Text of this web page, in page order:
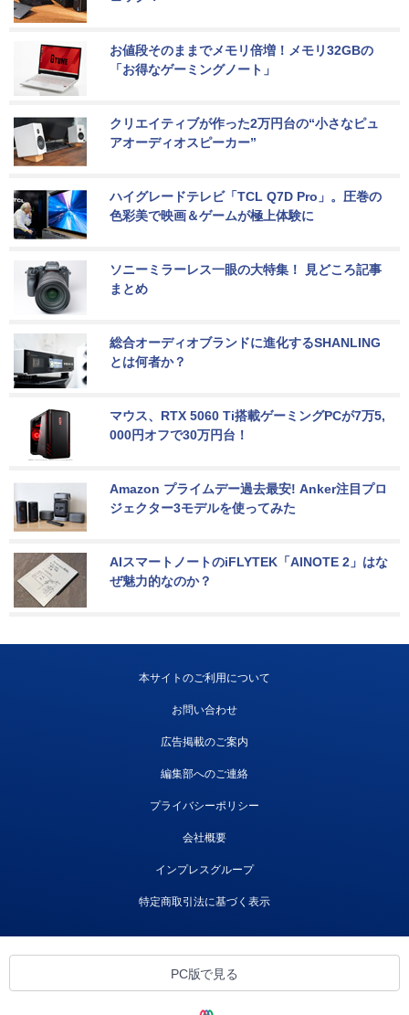
お値段そのままでメモリ倍増！メモリ32GBの
「お得なゲーミングノート」
クリエイティブが作った2万円台の“小さなピュ
アオーディオスピーカー”
ハイグレードテレビ「TCL Q7D Pro」。圧巻の
色彩美で映画＆ゲームが極上体験に
ソニーミラーレス一眼の大特集！ 見どころ記事
まとめ
総合オーディオブランドに進化するSHANLING
とは何者か？
マウス、RTX 5060 Ti搭載ゲーミングPCが7万5,
000円オフで30万円台！
Amazon プライムデー過去最安! Anker注目プロ
ジェクター3モデルを使ってみた
AIスマートノートのiFLYTEK「AINOTE 2」はな
ぜ魅力的なのか？
本サイトのご利用について
お問い合わせ
広告掲載のご案内
編集部へのご連絡
プライバシーポリシー
会社概要
インプレスグループ
特定商取引法に基づく表示
PC版で見る